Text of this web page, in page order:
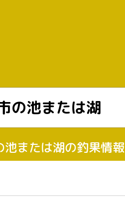
の池または湖
または湖の釣果情報